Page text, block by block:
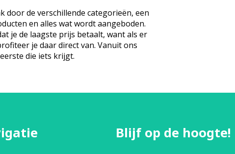
door de verschillende categorieën, een
en alles wat wordt aangeboden.
je de laagste prijs betaalt, want als er
je daar direct van. Vanuit ons
die iets krijgt.
Blijf op de hoogte!